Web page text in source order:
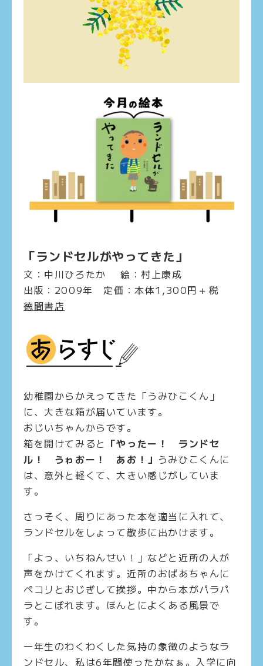
「ランドセルがやってきた」
文：中川ひろたか 絵：村上康成
出版：2009年 定価：本体1,300円＋税
徳間書店
幼稚園からかえってきた「うみひこくん」
に、大きな箱が届いています。
おじいちゃんからです。
箱を開けてみると 「やったー！ ランドセ
ル！ うゎおー！ あお！」 うみひこくんに
は、意外と軽くて、大きい感じがしていま
す。
さっそく、周りにあった本を適当に入れて、
ランドセルをしょって散歩に出かけます。
「よっ、いちねんせい！」などと近所の人が
声をかけてくれます。近所のおばあちゃんに
ペコリとおじぎして挨拶。中から本がパラパ
ラとこぼれます。ほんとによくある風景で
す。
一年生のわくわくした気持の象徴のようなラ
ンドセル、私は6年間使ったかなぁ。入学に向